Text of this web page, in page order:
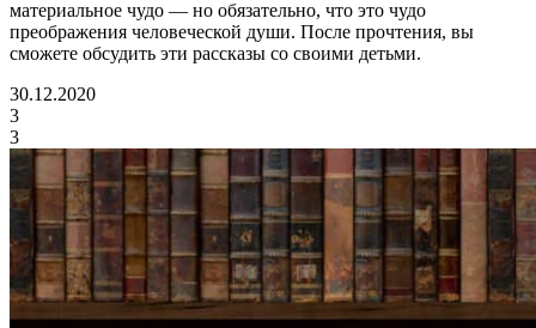
материальное чудо — но обязательно, что это чудо
преображения человеческой души. После прочтения, вы
сможете обсудить эти рассказы со своими детьми.
30.12.2020
3
3